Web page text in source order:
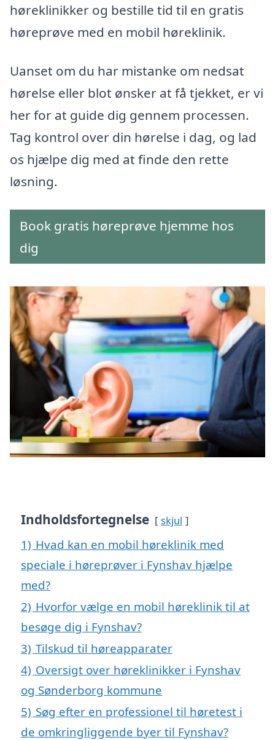
høreklinikker og bestille tid til en gratis
høreprøve med en mobil høreklinik.
Uanset om du har mistanke om nedsat
hørelse eller blot ønsker at få tjekket, er vi
her for at guide dig gennem processen.
Tag kontrol over din hørelse i dag, og lad
os hjælpe dig med at finde den rette
løsning.
Book gratis høreprøve hjemme hos
dig
Indholdsfortegnelse skjul
1) Hvad kan en mobil høreklinik med
speciale i høreprøver i Fynshav hjælpe
med?
2) Hvorfor vælge en mobil høreklinik til at
besøge dig i Fynshav?
3) Tilskud til høreapparater
4) Oversigt over høreklinikker i Fynshav
og Sønderborg kommune
5) Søg efter en professionel til høretest i
de omkringliggende byer til Fynshav?